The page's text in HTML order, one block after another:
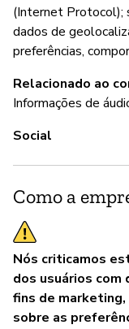
(Internet Protocol);
dados de
preferências,
Relacionado ao
Informações de
Social
Como a
Nós criticamos
dos usuários
fins de marketing,
sobre as